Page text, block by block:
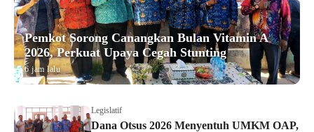
Pemkot Sorong Canangkan Bulan Vitamin A
2026, Perkuat Upaya Cegah Stunting
6 jam lalu
Legislatif
Dana Otsus 2026 Menyentuh UMKM OAP,